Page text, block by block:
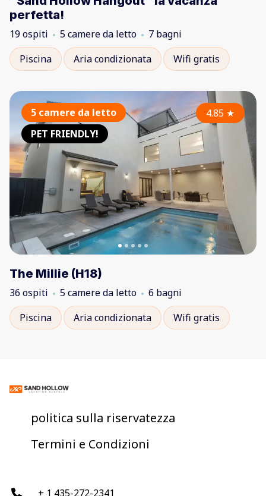
perfetta!
19 ospiti 5 camere da letto
7 bagni
Piscina
Aria condizionata Wifi gratis
5 camere da letto
PET FRIENDLY!
4.85★
The Millie (H18)
36 ospiti 5 camere da letto
6 bagni
Piscina
Aria condizionata Wifi gratis
politica sulla riservatezza
Termini e Condizioni
+ 1 435-272-2341